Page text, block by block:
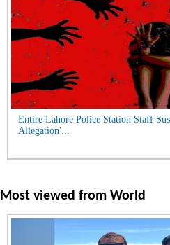
Entire Lahore Police Station Staff
Allegation'...
Most viewed from World